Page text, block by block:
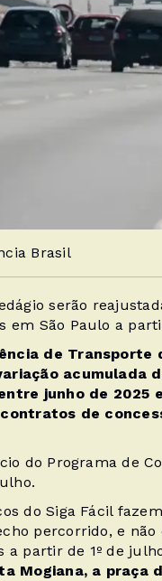
Brasil
serão
em São Paulo a
de Transporte
acumulada
junho de 2025
de
do Programa de
do Siga Fácil
percorrido, e
a partir de 1º de
Mogiana, a praça